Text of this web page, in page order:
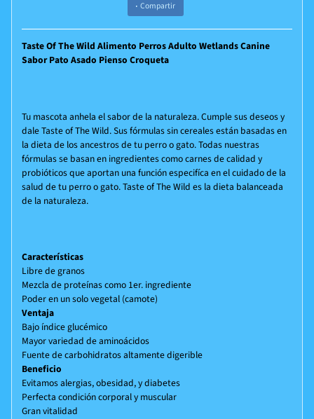
Compartir
Taste Of The Wild Alimento Perros Adulto Wetlands Canine
Sabor Pato Asado Pienso Croqueta
Tu mascota anhela el sabor de la naturaleza. Cumple sus deseos y
dale Taste of The Wild. Sus fórmulas sin cereales están basadas en
la dieta de los ancestros de tu perro o gato. Todas nuestras
fórmulas se basan en ingredientes como carnes de calidad y
probióticos que aportan una función especifíca en el cuidado de la
salud de tu perro o gato. Taste of The Wild es la dieta balanceada
de la naturaleza.
Características
Libre de granos
Mezcla de proteínas como 1er. ingrediente
Poder en un solo vegetal (camote)
Ventaja
Bajo índice glucémico
Mayor variedad de aminoácidos
Fuente de carbohidratos altamente digerible
Beneficio
Evitamos alergias, obesidad, y diabetes
Perfecta condición corporal y muscular
Gran vitalidad